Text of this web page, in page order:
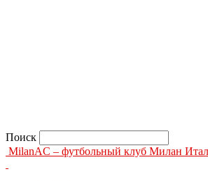
Поиск
MilanAC – футбольный клуб Милан